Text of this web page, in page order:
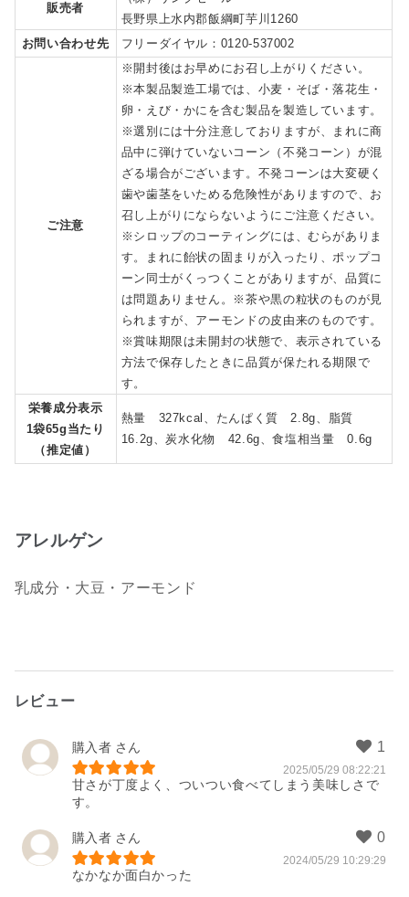
販売者
長野県上水内郡飯綱町芋川1260
お問い合わせ先
フリーダイヤル：0120-537002
ご注意
※開封後はお早めにお召し上がりください。
※本製品製造工場では、小麦・そば・落花生・
卵・えび・かにを含む製品を製造しています。
※選別には十分注意しておりますが、まれに商
品中に弾けていないコーン（不発コーン）が混
ざる場合がございます。不発コーンは大変硬く
歯や歯茎をいためる危険性がありますので、お
召し上がりにならないようにご注意ください。
※シロップのコーティングには、むらがありま
す。まれに飴状の固まりが入ったり、ポップコ
ーン同士がくっつくことがありますが、品質に
は問題ありません。※茶や黒の粒状のものが見
られますが、アーモンドの皮由来のものです。
※賞味期限は未開封の状態で、表示されている
方法で保存したときに品質が保たれる期限で
す。
栄養成分表示
1袋65g当たり
（推定値）
熱量 327kcal、たんぱく質 2.8g、脂質
16.2g、炭水化物 42.6g、食塩相当量 0.6g
アレルゲン
乳成分・大豆・アーモンド
レビュー
購入者
2025/05/29 08:22:21
甘さが丁度よく、ついつい食べてしまう美味しさで
す。
購入者
2024/05/29 10:29:29
なかなか面白かった